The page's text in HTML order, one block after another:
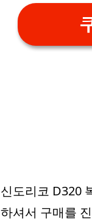
신도리코 D320
하셔서 구매를